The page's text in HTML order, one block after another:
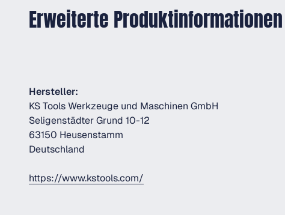
Erweiterte Produktinformationen
Hersteller:
KS Tools Werkzeuge und Maschinen GmbH
Seligenstädter Grund 10-12
63150 Heusenstamm
Deutschland
https://www.kstools.com/